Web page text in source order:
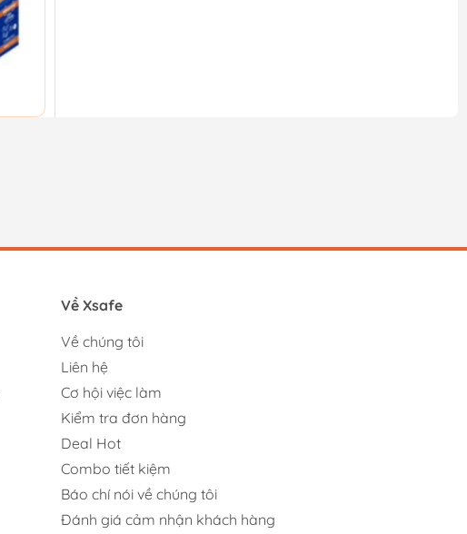
Về Xsafe
Về chúng tôi
Liên hệ
Cơ hội việc làm
Kiểm tra đơn hàng
Deal Hot
Combo tiết kiệm
Báo chí nói về chúng tôi
Đánh giá cảm nhận khách hàng